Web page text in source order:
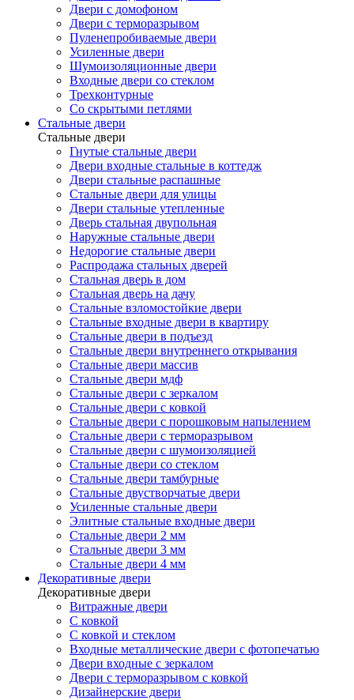
Двери с домофоном
Двери с терморазрывом
Пуленепробиваемые двери
Усиленные двери
Шумоизоляционные двери
Входные двери со стеклом
Трехконтурные
Со скрытыми петлями
Стальные двери
Стальные двери
Гнутые стальные двери
Двери входные стальные в коттедж
Двери стальные распашные
Стальные двери для улицы
Двери стальные утепленные
Дверь стальная двупольная
Наружные стальные двери
Недорогие стальные двери
Распродажа стальных дверей
Стальная дверь в дом
Стальная дверь на дачу
Стальные взломостойкие двери
Стальные входные двери в квартиру
Стальные двери в подъезд
Стальные двери внутреннего открывания
Стальные двери массив
Стальные двери мдф
Стальные двери с зеркалом
Стальные двери с ковкой
Стальные двери с порошковым напылением
Стальные двери с терморазрывом
Стальные двери с шумоизоляцией
Стальные двери со стеклом
Стальные двери тамбурные
Стальные двустворчатые двери
Усиленные стальные двери
Элитные стальные входные двери
Стальные двери 2 мм
Стальные двери 3 мм
Стальные двери 4 мм
Декоративные двери
Декоративные двери
Витражные двери
С ковкой
С ковкой и стеклом
Входные металлические двери с фотопечатью
Двери входные с зеркалом
Двери с терморазрывом с ковкой
Дизайнерские двери